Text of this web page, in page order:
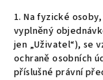
1. Na fyzické
vyplněný
jen „Uživatel“), se
ochraně osobních
příslušné právní